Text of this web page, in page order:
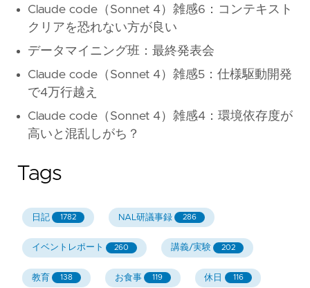
Claude code（Sonnet 4）雑感6：コンテキスト
クリアを恐れない方が良い
データマイニング班：最終発表会
Claude code（Sonnet 4）雑感5：仕様駆動開発
で4万行越え
Claude code（Sonnet 4）雑感4：環境依存度が
高いと混乱しがち？
Tags
日記 1782 NAL研議事録 286
イベントレポート 260 講義/実験 202
教育 138 お食事 119 休日 116